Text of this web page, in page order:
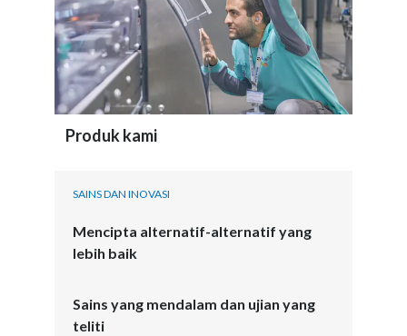
Produk kami
SAINS DAN INOVASI
Mencipta alternatif-alternatif yang
lebih baik
Sains yang mendalam dan ujian yang
teliti